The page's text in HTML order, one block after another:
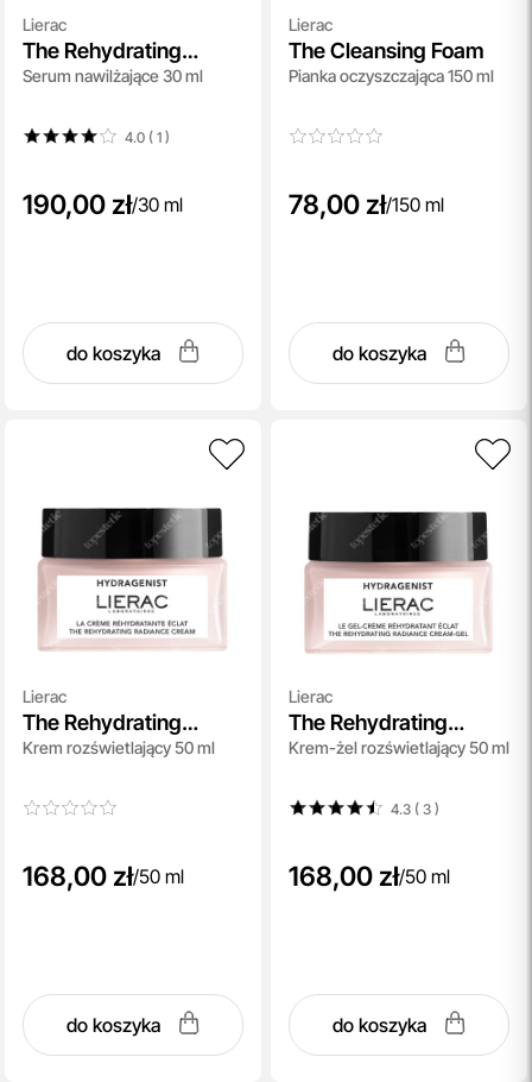
Lierac
The Rehydrating
Serum
Serum nawilżające 30 ml
4.0 ( 1)
190,00 zł/30 ml
do koszyka
Lierac
The Cleansing Foam
Pianka oczyszczająca 150 ml
78,00 zł/150 ml
do koszyka
Lierac
The Rehydrating
Radiance Cream
Krem rozświetlający 50 ml
168,00 zł/50 ml
do koszyka
Lierac
The Rehydrating
Radiance Cream-Gel
Krem-żel rozświetlający 50 ml
4.3 ( 3)
168,00 zł/50 ml
do koszyka